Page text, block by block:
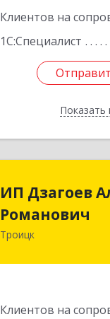
Клиентов на
1С:Специалист
Показать
ИП Дзагоев
Романович
Троицк
Клиентов на